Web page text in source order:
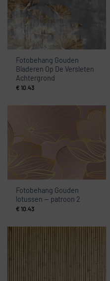
Fotobehang Gouden
Bladeren Op De Versleten
Achtergrond
€ 10.43
Fotobehang Gouden
lotussen — patroon 2
€ 10.43